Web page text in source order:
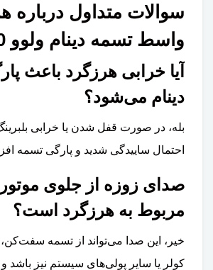
سوالات متداول درباره
واسط تسمه دینام ولوو XC60
آیا خرابی هرزگرد باعث
دینام می‌شود؟
بله، در صورت قفل شدن یا خرابی
احتمال ساییدگی شدید و پارگی تسمه
صدای زوزه از جلوی
مربوط به هرزگرد است؟
خیر، این صدا می‌تواند از تسمه سفت‌کن،
کولر یا سایر پولی‌های سیستم نیز باشد و